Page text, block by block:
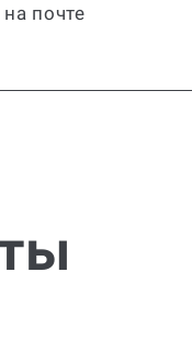
на почте